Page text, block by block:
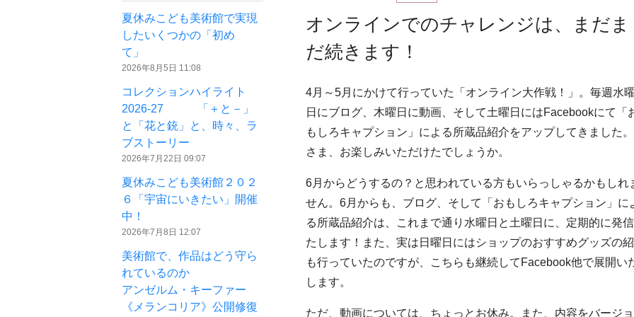
夏休みこども美術館で実現
したいくつかの「初め
て」
2026年8月5日 11:08
コレクションハイライト
2026-27 「＋と－」
と「花と銃」と、時々、ラ
ブストーリー
2026年7月22日 09:07
夏休みこども美術館２０２
６「宇宙にいきたい」開催
中！
2026年7月8日 12:07
美術館で、作品はどう守ら
れているのか
アンゼルム・キーファー
《メランコリア》公開修復
オンラインでのチャレンジは、まだま
だ続きます！
4月～5月にかけて行っていた「オンライン大作戦！」。毎週水
日にブログ、木曜日に動画、そして土曜日にはFacebookにて「
もしろキャプション」による所蔵品紹介をアップしてきました
さま、お楽しみいただけたでしょうか。
6月からどうするの？と思われている方もいらっしゃるかもしれ
せん。6月からも、ブログ、そして「おもしろキャプション」に
る所蔵品紹介は、これまで通り水曜日と土曜日に、定期的に発
たします！また、実は日曜日にはショップのおすすめグッズの
も行っていたのですが、こちらも継続してFacebook他で展開い
します。
ただ、動画については、ちょっとお休み。また、内容をバージ